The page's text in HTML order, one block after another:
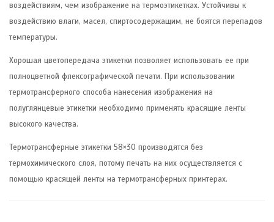
воздействиям, чем изображение на термоэтикетках. Устойчивы к
воздействию влаги, масел, спиртосодержащим, не боятся перепадов
температуры.
Хорошая цветопередача этикетки позволяет использовать ее при
полноцветной флексографической печати. При использовании
термотрансферного способа нанесения изображения на
полуглянцевые этикетки необходимо применять красящие ленты
высокого качества.
Термотрансферные этикетки 58×30 производятся без
термохимического слоя, потому печать на них осуществляется с
помощью красящей ленты на термотрансферных принтерах.